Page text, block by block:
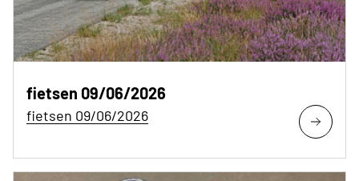
fietsen 09/06/2026
fietsen 09/06/2026